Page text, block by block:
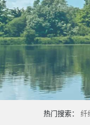
热门搜索： 纤